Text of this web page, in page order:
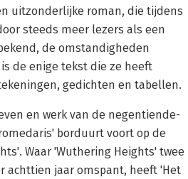
uitzonderlijke roman, die tijdens
steeds meer lezers als een
de omstandigheden
de enige tekst die ze heeft
gedichten en tabellen.
en werk van de negentiende-
borduurt voort op de
Waar 'Wuthering Heights' twee
achttien jaar omspant, heeft 'Het